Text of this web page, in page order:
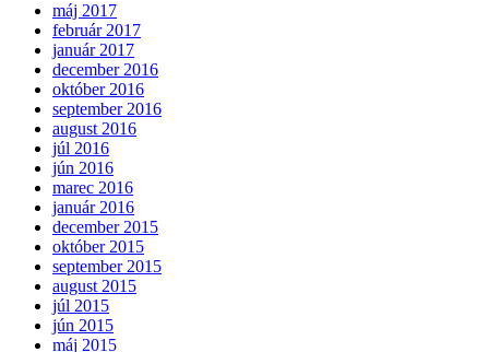
máj 2017
február 2017
január 2017
december 2016
október 2016
september 2016
august 2016
júl 2016
jún 2016
marec 2016
január 2016
december 2015
október 2015
september 2015
august 2015
júl 2015
jún 2015
máj 2015